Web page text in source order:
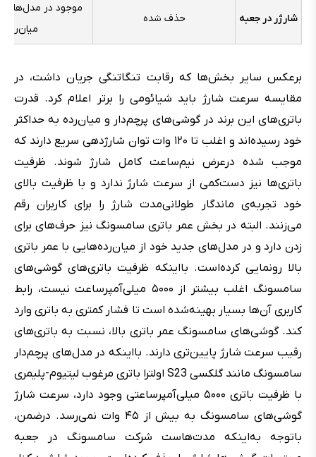
شارژر در جعبه حذف شده
موجود در مدل‌های
میان‌رده
برعکس سایر بخش‌ها که رقابت تنگاتنگی جریان داشت، در
مقایسه سرعت شارژ باید شیائومی را برتر اعلام کرد. قدرت
باتری‌های این برند در گوشی‌های پرچم‌دار و میان‌رده به حداکثر
خود رسیده‌اند و اغلب تا ۱۲۰ وات توان شارژدهی سریع دارند که
موجب شده درعرض نیم‌ساعت کامل شارژ شوند. ظرفیت
باتری‌ها نیز دست‌کمی از سرعت شارژ ندارد و با ظرفیت بالای
خود تجربه‌ی ماندگار طولانی‌مدت شارژ‌ را برای کاربران رقم
می‌زنند. البته در بخش عمر باتری سامسونگ نیز حرف‌های برای
زدن دارد و در مدل‌های جدید خود از میان‌رده‌هایی با عمر باتری
بالا رونمایی کرده‌است. بااینکه ظرفیت باتری‌های گوشی‌های
سامسونگ اغلب بیشتر از ۵۰۰۰ میلی‌آمپرساعت نیست، رابط
کاربری آن‌ها بسیار بهینه‌شده است تا فشار کمتری به باتری وارد
کند. گوشی‌های سامسونگ عمر باتری بالا، نسبت به باتری‌های
رقیب سرعت شارژ پایین‌تری دارند. بااینکه در مدل‌های پرچم‌دار
سامسونگ مانند گلکسی S23 اولترا باتری مرغوب لیتیوم-پلیمری
با ظرفیت باتری ۵۰۰۰ میلی‌آمپرساعتی وجود دارد، سرعت شارژ
گوشی‌های سامسونگ به بیش از ۴۵ وات نمی‌رسد. درضمن،
باتوجه به‌اینکه مدت‌هاست شرکت سامسونگ در جعبه